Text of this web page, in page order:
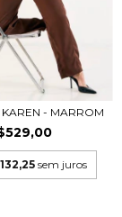
- MARROM
sem juros